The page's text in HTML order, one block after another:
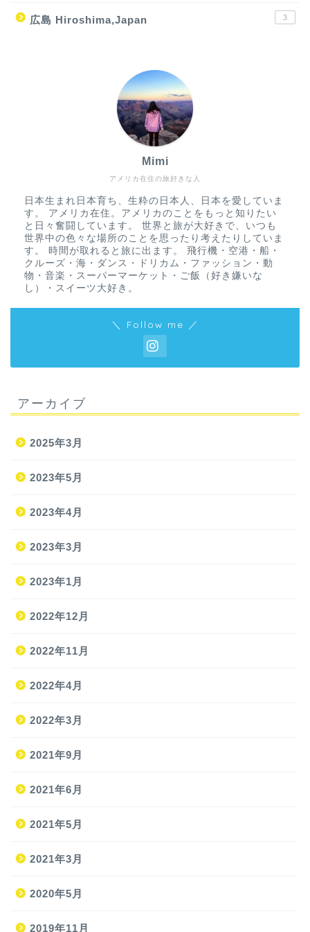
広島 Hiroshima,Japan 3
アメリカ在住の旅好きな人
Mimi
日本生まれ日本育ち、生粋の日本人、日本を愛していま
す。 アメリカ在住。アメリカのことをもっと知りたい
と日々奮闘しています。 世界と旅が大好きで、いつも
世界中の色々な場所のことを思ったり考えたりしていま
す。 時間が取れると旅に出ます。 飛行機・空港・船・
クルーズ・海・ダンス・ドリカム・ファッション・動
物・音楽・スーパーマーケット・ご飯（好き嫌いな
し）・スイーツ大好き。
＼ Follow me ／
アーカイブ
2025年3月
2023年5月
2023年4月
2023年3月
2023年1月
2022年12月
2022年11月
2022年4月
2022年3月
2021年9月
2021年6月
2021年5月
2021年3月
2020年5月
2019年11月